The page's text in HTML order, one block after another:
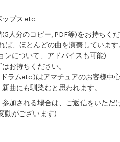
プス etc.
人分のコピー, PDF等)をお持ちくだ
、ほとんどの曲を演奏しています
ンについて、アドバイスも可能)
お持ちください。
ラムetc.)はアマチュアのお客様中
曲にも馴染むと思われます。
加される場合は、ご返信をいただ
動がございます)